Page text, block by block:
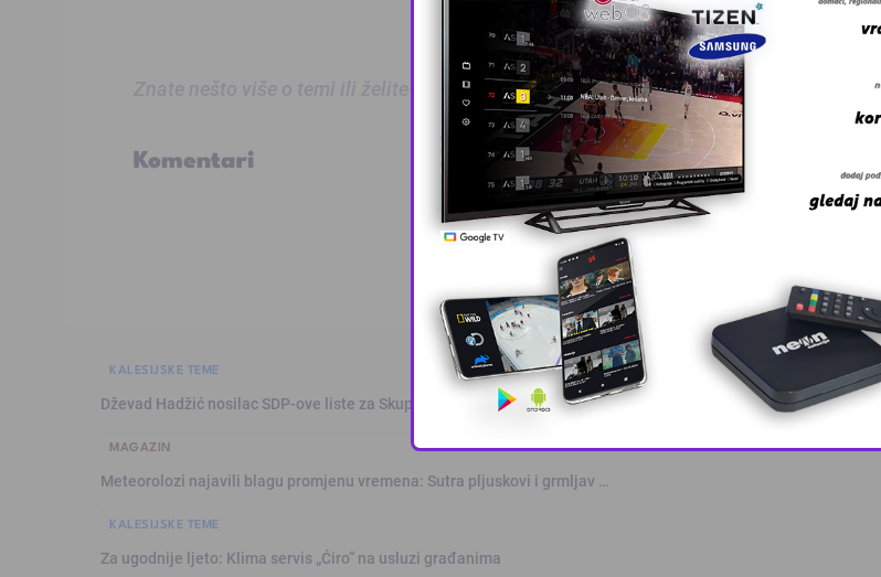
Znate nešto više o temi ili želite prijaviti grešku u tekstu?
Komentari
KALESIJSKE TEME
Dževad Hadžić nosilac SDP-ove liste za Skupštinu Tuzlanskog kanton …
MAGAZIN
Meteorolozi najavili blagu promjenu vremena: Sutra pljuskovi i grmljav …
KALESIJSKE TEME
Za ugodnije ljeto: Klima servis „Ćiro“ na usluzi građanima